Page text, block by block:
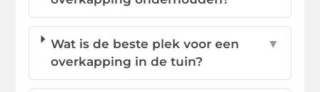
Wat is de beste plek voor een
overkapping in de tuin?
▼